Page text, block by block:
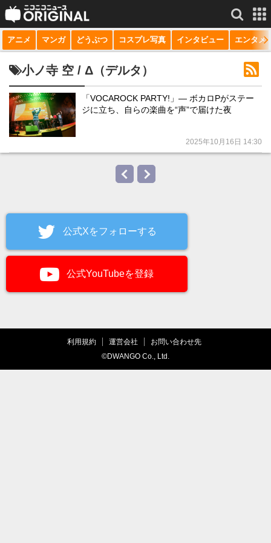
サービス一覧 もっと見る
niconico
動画
生放送
ニュース
ニコニコQ
アニメ マンガ どうぶつ コスプレ写真 インタビュー エンタメ
小ノ寺 空 / Δ（デルタ）
「VOCAROCK PARTY!」― ボカロPがステー
ジに立ち、自らの楽曲を“声”で届けた夜
2025年10月16日 14:30
公式Xをフォローする
公式YouTubeを登録
利用規約 運営会社
お問い合わせ先
©DWANGO Co., Ltd.